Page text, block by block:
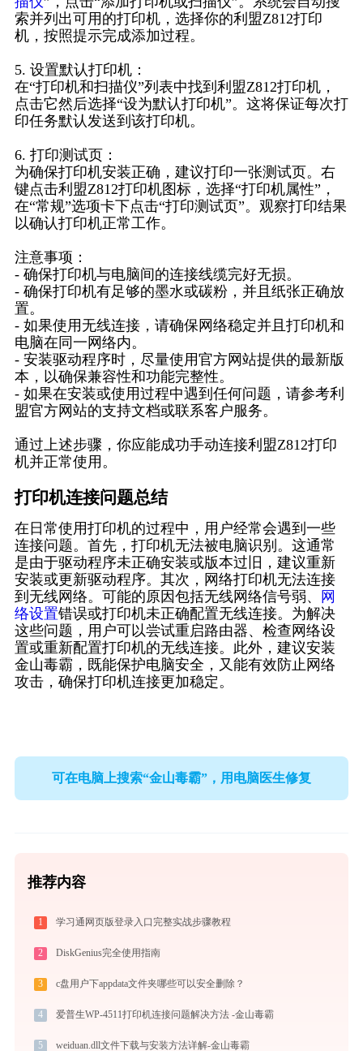
索并列出可用的打印机，选择你的利盟Z812打印
机，按照提示完成添加过程。
5. 设置默认打印机：
在“打印机和扫描仪”列表中找到利盟Z812打印机，
点击它然后选择“设为默认打印机”。这将保证每次打
印任务默认发送到该打印机。
6. 打印测试页：
为确保打印机安装正确，建议打印一张测试页。右
键点击利盟Z812打印机图标，选择“打印机属性”，
在“常规”选项卡下点击“打印测试页”。观察打印结果
以确认打印机正常工作。
注意事项：
- 确保打印机与电脑间的连接线缆完好无损。
- 确保打印机有足够的墨水或碳粉，并且纸张正确放
置。
- 如果使用无线连接，请确保网络稳定并且打印机和
电脑在同一网络内。
- 安装驱动程序时，尽量使用官方网站提供的最新版
本，以确保兼容性和功能完整性。
- 如果在安装或使用过程中遇到任何问题，请参考利
盟官方网站的支持文档或联系客户服务。
通过上述步骤，你应能成功手动连接利盟Z812打印
机并正常使用。
打印机连接问题总结
在日常使用打印机的过程中，用户经常会遇到一些
连接问题。首先，打印机无法被电脑识别。这通常
是由于驱动程序未正确安装或版本过旧，建议重新
安装或更新驱动程序。其次，网络打印机无法连接
到无线网络。可能的原因包括无线网络信号弱、
网
络设置错误或打印机未正确配置无线连接。为解决
这些问题，用户可以尝试重启路由器、检查网络设
置或重新配置打印机的无线连接。此外，建议安装
金山毒霸，既能保护电脑安全，又能有效防止网络
攻击，确保打印机连接更加稳定。
可在电脑上搜索“金山毒霸”，用电脑医生修复
推荐内容
1 学习通网页版登录入口完整实战步骤教程
2 DiskGenius完全使用指南
3 c盘用户下appdata文件夹哪些可以安全删除？
4 爱普生WP-4511打印机连接问题解决方法 -金山毒霸
5 weiduan.dll文件下载与安装方法详解-金山毒霸